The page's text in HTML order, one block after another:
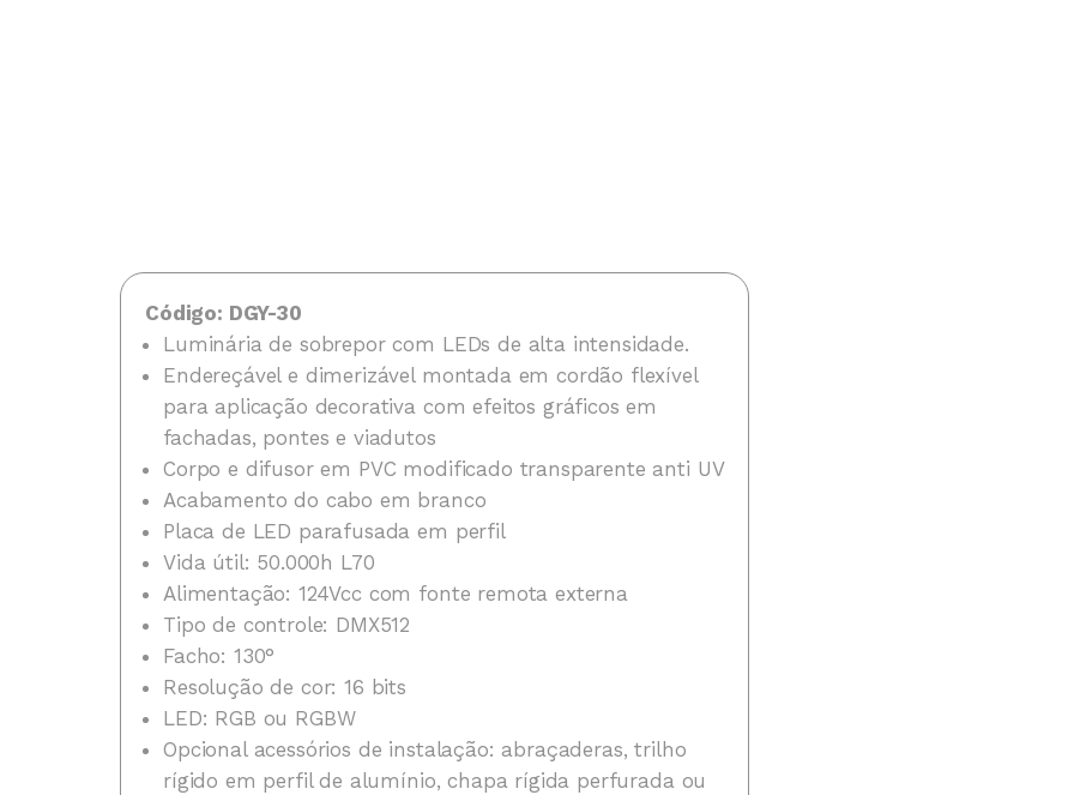
Código: DGY-30
Luminária de sobrepor com LEDs de alta intensidade.
Endereçável e dimerizável montada em cordão flexível
para aplicação decorativa com efeitos gráficos em
fachadas, pontes e viadutos
Corpo e difusor em PVC modificado transparente anti UV
Acabamento do cabo em branco
Placa de LED parafusada em perfil
Vida útil: 50.000h L70
Alimentação: 124Vcc com fonte remota externa
Tipo de controle: DMX512
Facho: 130°
Resolução de cor: 16 bits
LED: RGB ou RGBW
Opcional acessórios de instalação: abraçaderas, trilho
rígido em perfil de alumínio, chapa rígida perfurada ou